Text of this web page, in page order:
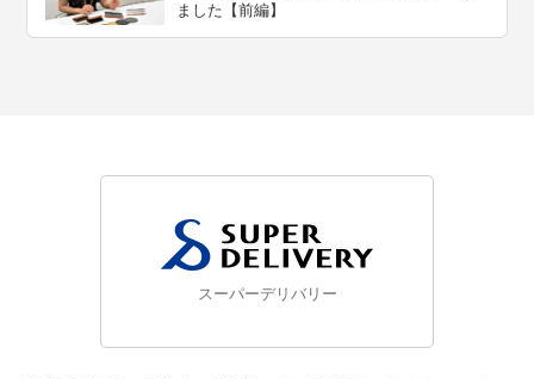
ました【前編】
スーパーデリバリー